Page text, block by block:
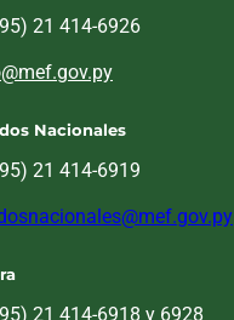
21 414-6926
Nacionales
21 414-6919
21 414-6918 y 6928